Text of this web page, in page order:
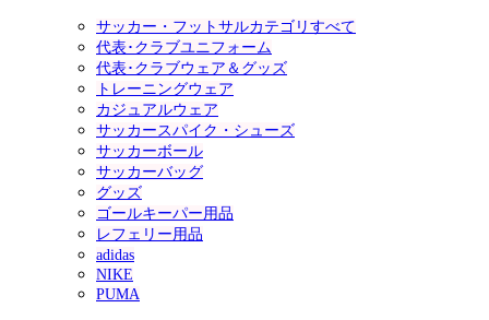
サッカー・フットサルカテゴリすべて
代表･クラブユニフォーム
代表･クラブウェア＆グッズ
トレーニングウェア
カジュアルウェア
サッカースパイク・シューズ
サッカーボール
サッカーバッグ
グッズ
ゴールキーパー用品
レフェリー用品
adidas
NIKE
PUMA